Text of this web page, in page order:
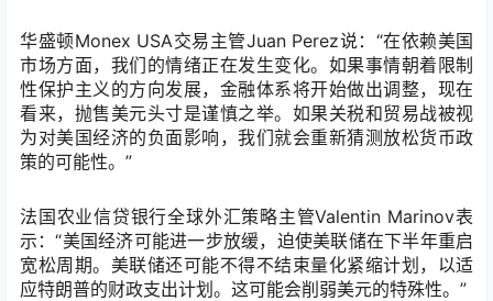
华盛顿Monex USA交易主管Juan Perez说：“在依赖美国
市场方面，我们的情绪正在发生变化。如果事情朝着限制
性保护主义的方向发展，金融体系将开始做出调整，现在
看来，抛售美元头寸是谨慎之举。如果关税和贸易战被视
为对美国经济的负面影响，我们就会重新猜测放松货币政
策的可能性。”
法国农业信贷银行全球外汇策略主管Valentin Marinov表
示：“美国经济可能进一步放缓，迫使美联储在下半年重启
宽松周期。美联储还可能不得不结束量化紧缩计划，以适
应特朗普的财政支出计划。这可能会削弱美元的特殊性。”